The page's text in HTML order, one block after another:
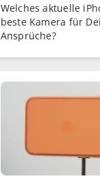
Modellen
Welches aktuelle
beste Kamera für
Ansprüche?